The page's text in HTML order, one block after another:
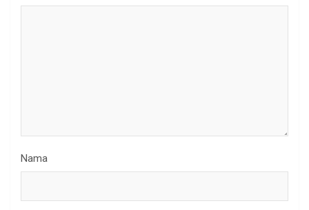
Nama